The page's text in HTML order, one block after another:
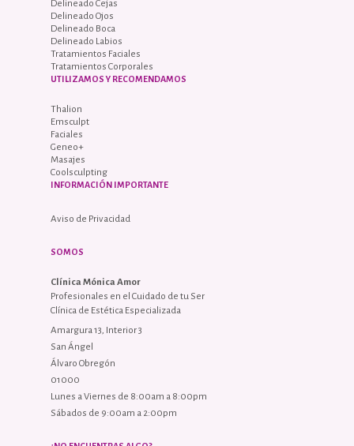
Delineado Cejas
Delineado Ojos
Delineado Boca
Delineado Labios
Tratamientos Faciales
Tratamientos Corporales
UTILIZAMOS Y RECOMENDAMOS
Thalion
Emsculpt
Faciales
Geneo+
Masajes
Coolsculpting
INFORMACIÓN IMPORTANTE
Aviso de Privacidad
SOMOS
Clínica Mónica Amor
Profesionales en el Cuidado de tu Ser
Clínica de Estética Especializada
Amargura 13, Interior 3
San Ángel
Álvaro Obregón
01000
Lunes a Viernes de 8:00am a 8:00pm
Sábados de 9:00am a 2:00pm